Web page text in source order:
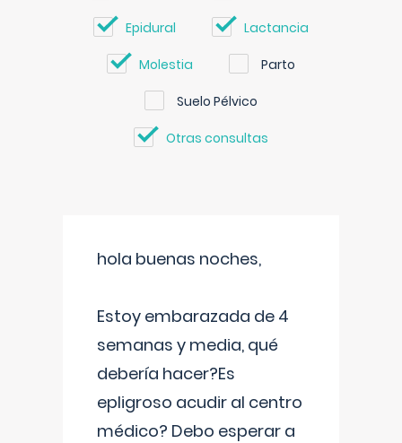
Epidural Lactancia
Molestia Parto
Suelo Pélvico
Otras consultas
hola buenas noches,
Estoy embarazada de 4
semanas y media, qué
debería hacer?Es
epligroso acudir al centro
médico? Debo esperar a